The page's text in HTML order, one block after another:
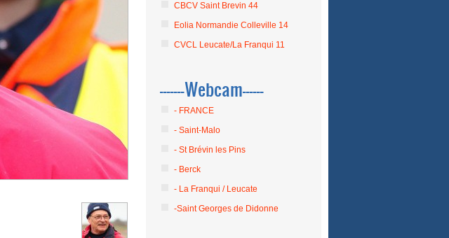
CBCV Saint Brevin 44
Eolia Normandie Colleville 14
CVCL Leucate/La Franqui 11
-------Webcam------
- FRANCE
- Saint-Malo
- St Brévin les Pins
- Berck
- La Franqui / Leucate
-Saint Georges de Didonne